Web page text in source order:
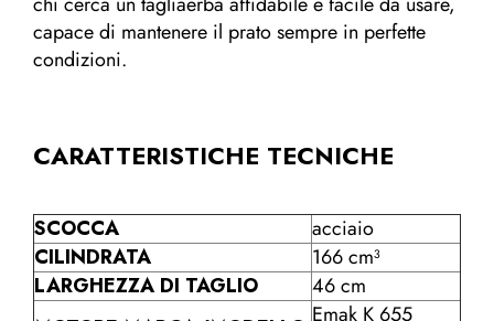
capace di mantenere il prato sempre in perfette
condizioni.
CARATTERISTICHE TECNICHE
SCOCCA
acciaio
CILINDRATA
166 cm³
LARGHEZZA DI TAGLIO
46 cm
Emak K 655